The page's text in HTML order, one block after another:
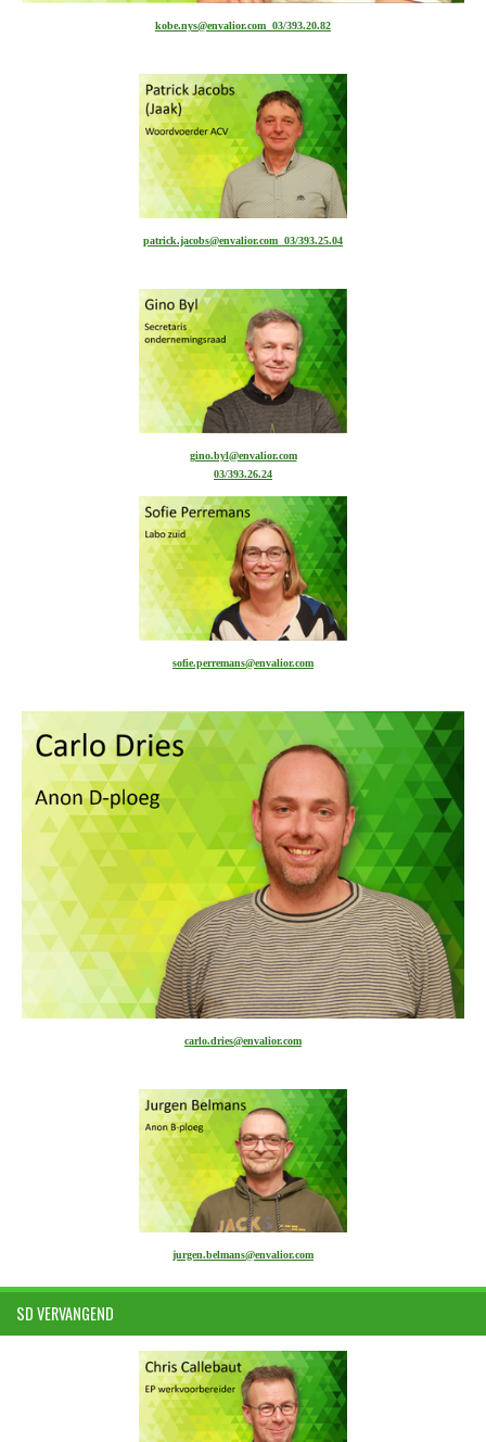
kobe.nys@envalior.com 03/393.20.82
patrick.jacobs@envalior.com 03/393.25.04
gino.byl@envalior.com
03/393.26.24
sofie.perremans@envalior.com
carlo.dries@envalior.com
jurgen.belmans@envalior.com
SD VERVANGEND